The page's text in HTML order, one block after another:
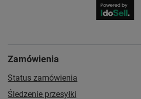
Zamówienia
Status zamówienia
Śledzenie przesyłki